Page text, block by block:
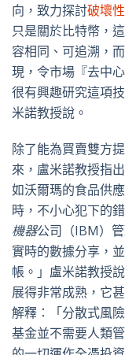
向，致力探討破壞
只是關於比特幣，
容相同、可追溯，
現，令市場『去中
很有興趣研究這項
米諾教授說。
除了能為買賣雙方
來，盧米諾教授指
如沃爾瑪的食品供
時，不小心犯下的
機器公司（IBM）
實時的數據分享，
帳。」盧米諾教授
展得非常成熟，它
解釋：「分散式風
基金並不需要人類